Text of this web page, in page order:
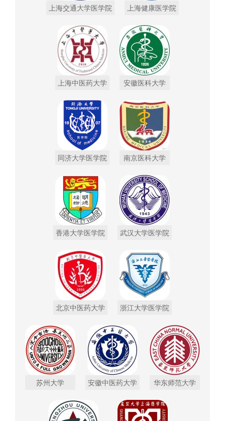
上海交通大学医学院 上海健康医学院
上海中医药大学 安徽医科大学
同济大学医学院 南京医科大学
香港大学医学院 武汉大学医学院
北京中医药大学 浙江大学医学院
苏州大学 安徽中医药大学 华东师范大学